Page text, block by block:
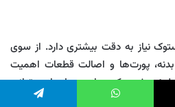
نیاز به دقت بیشتری دارد. از سوی
پورت‌ها و اصالت قطعات اهمیت
خرید کنید، این مدل‌ها می‌توانند
اگر به‌دنبال امنیت کامل، پشتیبانی